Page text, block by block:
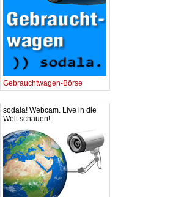
Gebrauchtwagen-Börse
sodala! Webcam. Live in die
Welt schauen!